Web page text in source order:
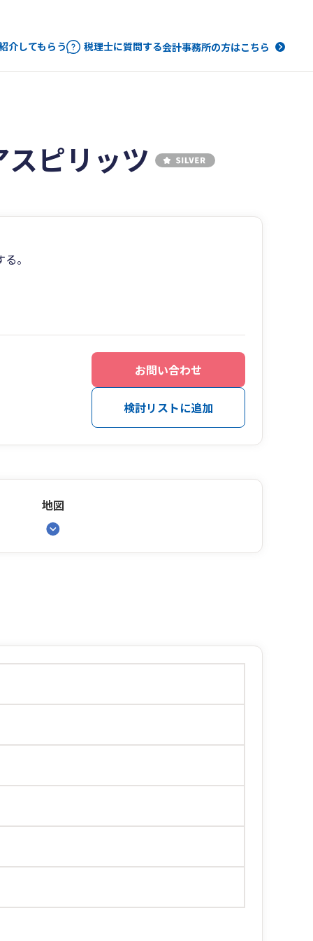
介してもらう 税理士に質問する会計事務所の方はこちら
ピリッツ
。
お問い合わせ
検討リストに追加
地図